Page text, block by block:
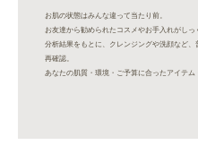
お肌の状態はみんな違って当たり前。
お友達から勧められたコスメやお手入れがし
分析結果をもとに、クレンジングや洗顔など
再確認。
あなたの肌質・環境・ご予算に合ったアイテム